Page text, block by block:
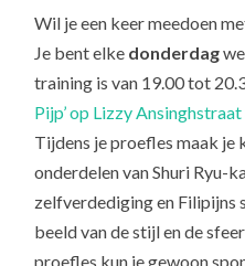
Wil je een keer meedoen
Je bent elke donderdag
training is van 19.00 tot
Pijp’ op Lizzy Ansinghstraat
Tijdens je proefles maak je
onderdelen van Shuri Ryu-
zelfverdediging en Filipijns
beeld van de stijl en de
proefles kun je gewoon